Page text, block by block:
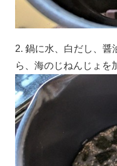
2. 鍋に水、白だし、醤
ら、海のじねんじょを